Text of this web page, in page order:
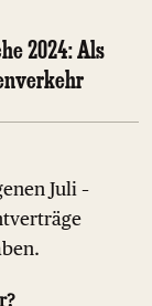
2024: Als
Juli –